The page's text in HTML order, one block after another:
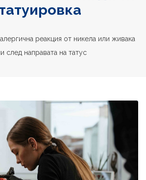
реакция от никела или живака
след направата на татус